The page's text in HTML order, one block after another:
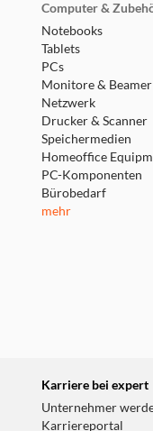
Computer &
Notebooks
Tablets
PCs
Monitore & Beamer
Netzwerk
Drucker & Scanner
Speichermedien
Homeoffice
PC-Komponenten
Bürobedarf
mehr
Karriere bei expert
Unternehmer
Karriereportal